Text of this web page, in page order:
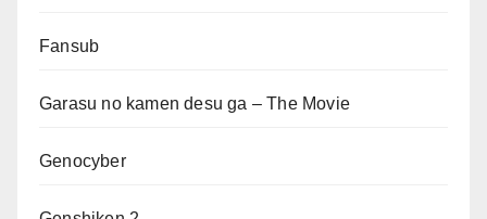
Fansub
Garasu no kamen desu ga – The Movie
Genocyber